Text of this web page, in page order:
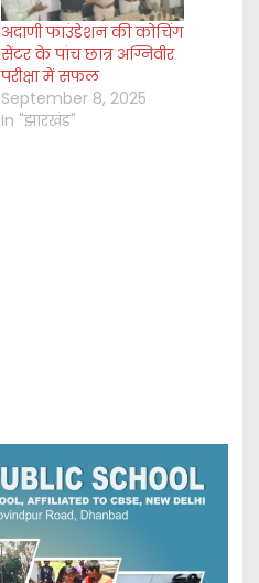
अदाणी फाउंडेशन की कोचिंग
सेंटर के पांच छात्र अग्निवीर
परीक्षा में सफल
September 8, 2025
In "झारखंड"